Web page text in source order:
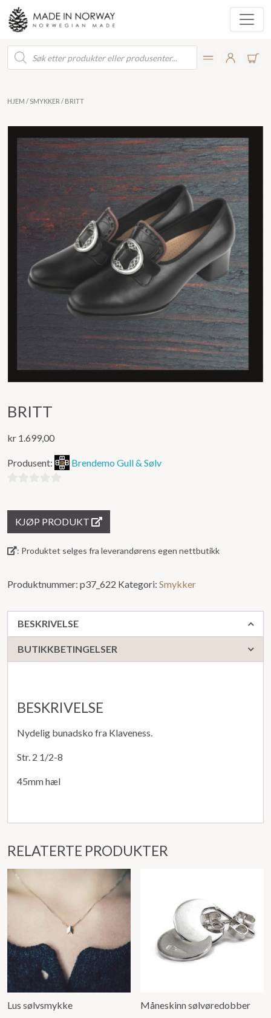
Products
search
HJEM / SMYKKER / BRITT
BRITT
kr 1.699,00
Produsent: Brendemo Gull & Sølv
KJØP PRODUKT
: Produktet selges fra leverandørens egen nettbutikk
Produktnummer: p37_622 Kategori: Smykker
BESKRIVELSE
BUTIKKBETINGELSER
BESKRIVELSE
Nydelig bunadsko fra Klaveness.
Str. 2 1/2-8
45mm hæl
RELATERTE PRODUKTER
Lus sølvsmykke Måneskinn sølvøredobber